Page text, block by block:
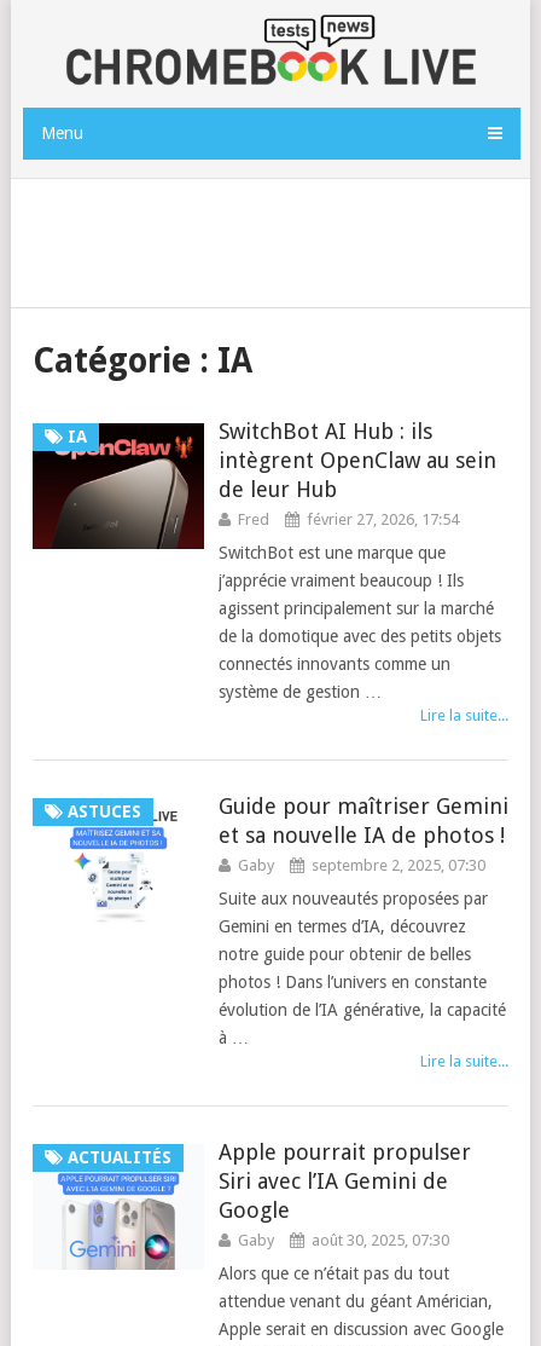
Menu
Catégorie : IA
IA
SwitchBot AI Hub : ils
intègrent OpenClaw au sein
de leur Hub
Fred février 27, 2026, 17:54
SwitchBot est une marque que
j’apprécie vraiment beaucoup ! Ils
agissent principalement sur la marché
de la domotique avec des petits objets
connectés innovants comme un
système de gestion …
Lire la suite...
ASTUCES
Guide pour maîtriser Gemini
et sa nouvelle IA de photos !
Gaby septembre 2, 2025, 07:30
Suite aux nouveautés proposées par
Gemini en termes d’IA, découvrez
notre guide pour obtenir de belles
photos ! Dans l’univers en constante
évolution de l’IA générative, la capacité
à …
Lire la suite...
ACTUALITÉS
Apple pourrait propulser
Siri avec l’IA Gemini de
Google
Gaby août 30, 2025, 07:30
Alors que ce n’était pas du tout
attendue venant du géant Américian,
Apple serait en discussion avec Google